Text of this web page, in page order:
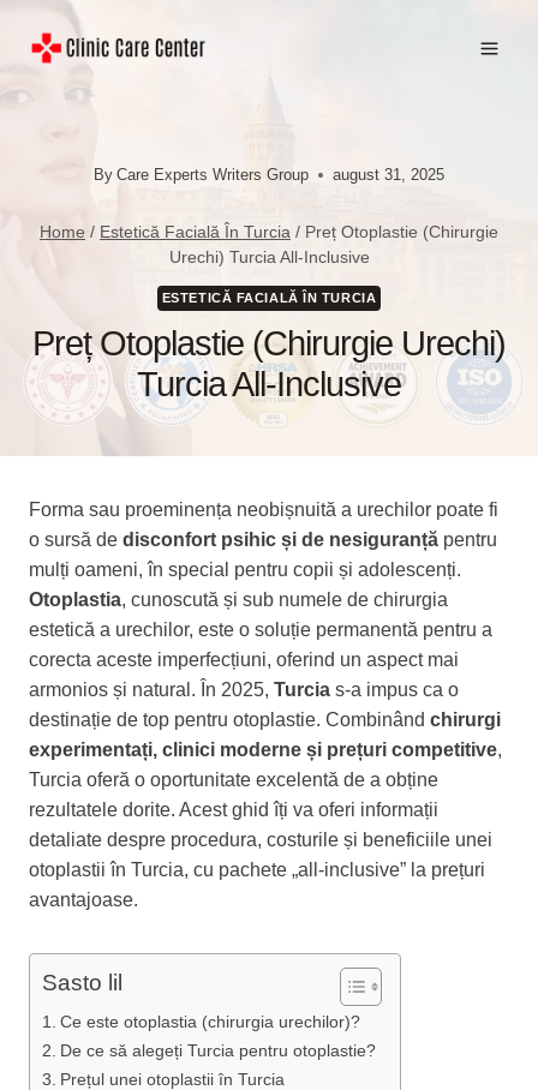
By Care Experts Writers Group august 31, 2025
Home / Estetică Facială În Turcia / Preț Otoplastie (Chirurgie
Urechi) Turcia All-Inclusive
ESTETICĂ FACIALĂ ÎN TURCIA
Preț Otoplastie (Chirurgie Urechi)
Turcia All-Inclusive
Forma sau proeminența neobișnuită a urechilor poate fi
o sursă de disconfort psihic și de nesiguranță pentru
mulți oameni, în special pentru copii și adolescenți.
Otoplastia, cunoscută și sub numele de chirurgia
estetică a urechilor, este o soluție permanentă pentru a
corecta aceste imperfecțiuni, oferind un aspect mai
armonios și natural. În 2025, Turcia s-a impus ca o
destinație de top pentru otoplastie. Combinând chirurgi
experimentați, clinici moderne și prețuri competitive,
Turcia oferă o oportunitate excelentă de a obține
rezultatele dorite. Acest ghid îți va oferi informații
detaliate despre procedura, costurile și beneficiile unei
otoplastii în Turcia, cu pachete „all-inclusive” la prețuri
avantajoase.
Sasto lil
Ce este otoplastia (chirurgia urechilor)?
De ce să alegeți Turcia pentru otoplastie?
Prețul unei otoplastii în Turcia